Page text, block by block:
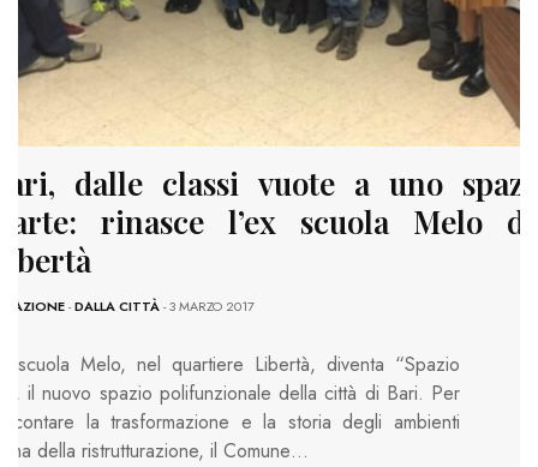
dalle classi vuote a uno
rinasce l’ex scuola Melo
-DALLA CITTÀ- 3 MARZO 2017
scuola Melo, nel quartiere Libertà, diventa “Spazio
il nuovo spazio polifunzionale della città di Bari. Per
la trasformazione e la storia degli ambienti
della ristrutturazione, il Comune…